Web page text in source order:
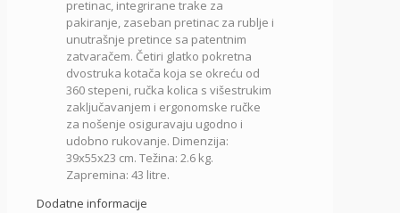
pretinac, integrirane trake za
pakiranje, zaseban pretinac za rublje i
unutrašnje pretince sa patentnim
zatvaračem. Četiri glatko pokretna
dvostruka kotača koja se okreću od
360 stepeni, ručka kolica s višestrukim
zaključavanjem i ergonomske ručke
za nošenje osiguravaju ugodno i
udobno rukovanje. Dimenzija:
39x55x23 cm. Težina: 2.6 kg.
Zapremina: 43 litre.
Dodatne informacije